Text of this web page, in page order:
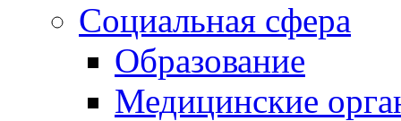
Социальная сфера
Образование
Медицинские